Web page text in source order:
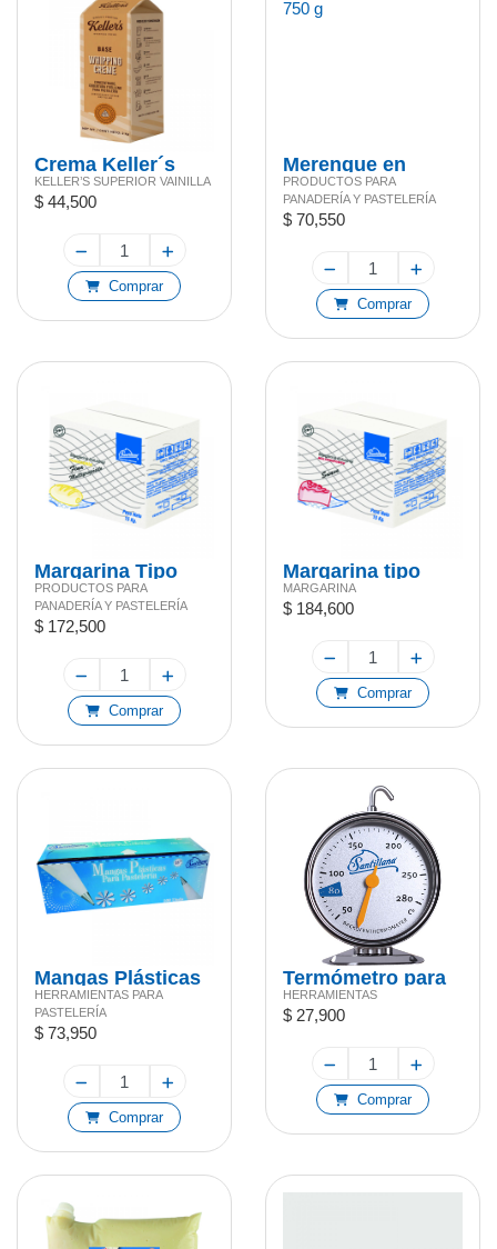
Crema Keller´s
Base 2 LT (SOLO
ENTREGA
BOGOTA)
KELLER’S SUPERIOR VAINILLA
$ 44,500
Comprar
Merengue en
Polvo 750 g
PRODUCTOS PARA
PANADERÍA Y PASTELERÍA
$ 70,550
Comprar
Margarina Tipo
Fina
PRODUCTOS PARA
PANADERÍA Y PASTELERÍA
$ 172,500
Comprar
Margarina tipo
Suave
MARGARINA
$ 184,600
Comprar
Mangas Plásticas
HERRAMIENTAS PARA
PASTELERÍA
$ 73,950
Comprar
Termómetro para
Horno
HERRAMIENTAS
$ 27,900
Comprar